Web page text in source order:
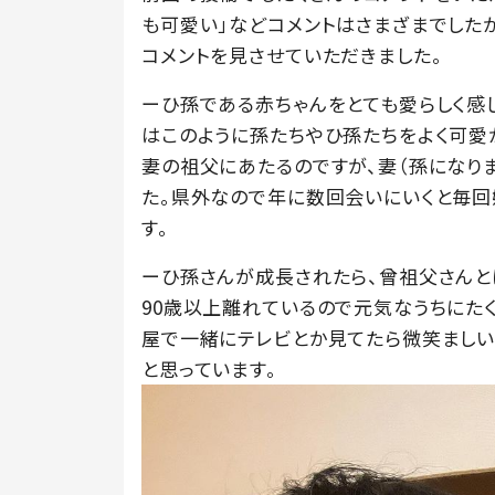
も可愛い」などコメントはさまざまでし
コメントを見させていただきました。
ーひ孫である赤ちゃんをとても愛らしく
はこのように孫たちやひ孫たちをよく可愛
妻の祖父にあたるのですが、妻（孫になり
た。県外なので年に数回会いにいくと毎
す。
ーひ孫さんが成長されたら、曾祖父さん
90歳以上離れているので元気なうちにた
屋で一緒にテレビとか見てたら微笑まし
と思っています。